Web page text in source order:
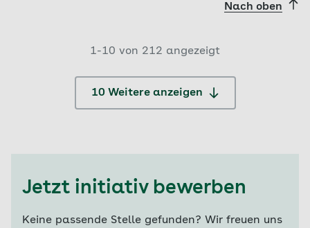
Nach oben
1-10 von 212 angezeigt
10 Weitere anzeigen
Jetzt initiativ bewerben
Keine passende Stelle gefunden? Wir freuen uns